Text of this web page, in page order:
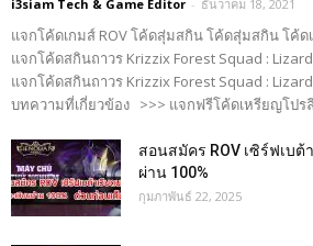
i3siam Tech & Game Editor - ธันวาคม 18, 2021
แจกโค้ดเกมส์ ROV โค้ดสุ่มสกิน โค้ดสุ่มสกิน โค้ด
แจกโค้ดสกินถาวร Krizzix Forest Squad :
แจกโค้ดสกินถาวร Krizzix Forest Squad : Lizard
บทความที่เกี่ยวข้อง >>> แจกฟรีโค้ดเหรียญโปรลี
สอนสมัคร ROV เซิร์ฟเบต้
ผ่าน 100%
กุมภาพันธ์ 22, 2025